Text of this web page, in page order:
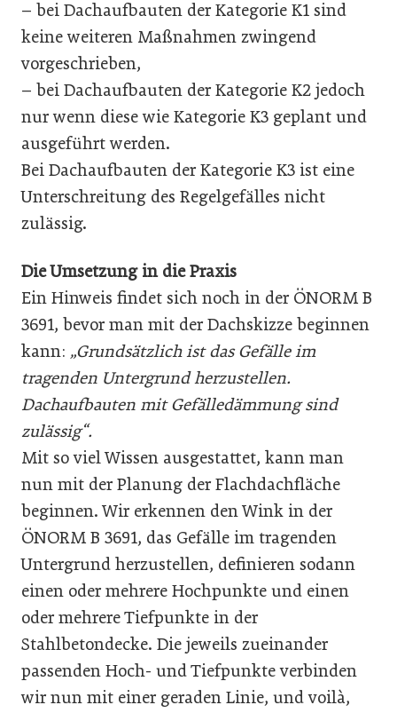
– bei Dachaufbauten der Kategorie K1 sind
keine weiteren Maßnahmen zwingend
vorgeschrieben,
– bei Dachaufbauten der Kategorie K2 jedoch
nur wenn diese wie Kategorie K3 geplant und
ausgeführt werden.
Bei Dachaufbauten der Kategorie K3 ist eine
Unterschreitung des Regelgefälles nicht
zulässig.
Die Umsetzung in die Praxis
Ein Hinweis findet sich noch in der ÖNORM B
3691, bevor man mit der Dachskizze beginnen
kann: „Grundsätzlich ist das Gefälle im
tragenden Untergrund herzustellen.
Dachaufbauten mit Gefälledämmung sind
zulässig“.
Mit so viel Wissen ausgestattet, kann man
nun mit der Planung der Flachdachfläche
beginnen. Wir erkennen den Wink in der
ÖNORM B 3691, das Gefälle im tragenden
Untergrund herzustellen, definieren sodann
einen oder mehrere Hochpunkte und einen
oder mehrere Tiefpunkte in der
Stahlbetondecke. Die jeweils zueinander
passenden Hoch- und Tiefpunkte verbinden
wir nun mit einer geraden Linie, und voilà,